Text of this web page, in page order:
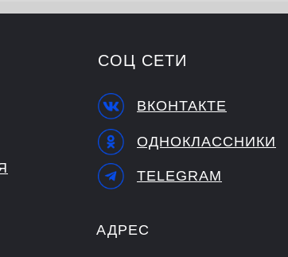
TELEGRAM
ОДНОКЛАССНИКИ
ВКОНТАКТЕ
АДРЕС
СОЦ СЕТИ